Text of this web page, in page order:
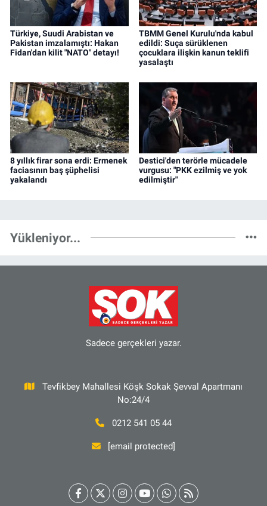
Türkiye, Suudi Arabistan ve
Pakistan imzalamıştı: Hakan
Fidan'dan kilit "NATO" detayı!
TBMM Genel Kurulu'nda kabul
edildi: Suça sürüklenen
çocuklara ilişkin kanun teklifi
yasalaştı
8 yıllık firar sona erdi: Ermenek
faciasının baş şüphelisi
yakalandı
Destici'den terörle mücadele
vurgusu: "PKK ezilmiş ve yok
edilmiştir"
Yükleniyor...
Sadece gerçekleri yazar.
Tevfikbey Mahallesi Köşk Sokak Şevval Apartmanı
No:24/4
0212 541 05 44
[email protected]